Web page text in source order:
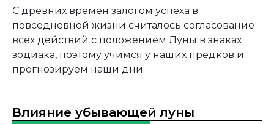
С древних времен залогом успеха в
повседневной жизни считалось согласование
всех действий с положением Луны в знаках
зодиака, поэтому учимся у наших предков и
прогнозируем наши дни.
Влияние убывающей луны